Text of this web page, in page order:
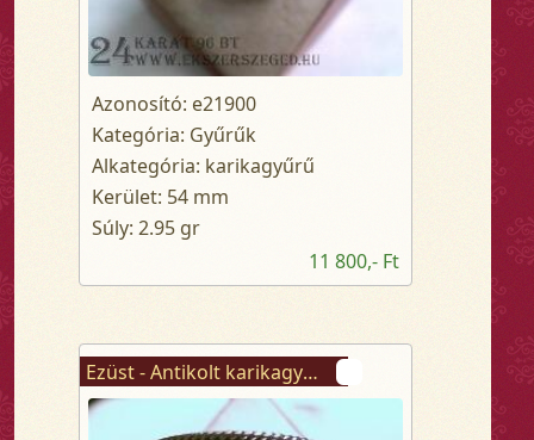
Azonosító: e21900
Kategória: Gyűrűk
Alkategória: karikagyűrű
Kerület: 54 mm
Súly: 2.95 gr
11 800,- Ft
Ezüst - Antikolt karikagyűrű